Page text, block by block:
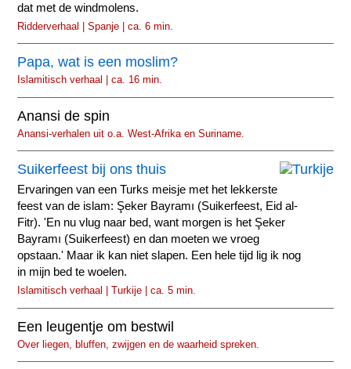
dat met de windmolens.
Ridderverhaal | Spanje | ca. 6 min.
Papa, wat is een moslim?
Islamitisch verhaal | ca. 16 min.
Anansi de spin
Anansi-verhalen uit o.a. West-Afrika en Suriname.
Suikerfeest bij ons thuis
Ervaringen van een Turks meisje met het lekkerste
feest van de islam: Şeker Bayramı (Suikerfeest, Eid al-
Fitr). 'En nu vlug naar bed, want morgen is het Şeker
Bayramı (Suikerfeest) en dan moeten we vroeg
opstaan.' Maar ik kan niet slapen. Een hele tijd lig ik nog
in mijn bed te woelen.
Islamitisch verhaal | Turkije | ca. 5 min.
Een leugentje om bestwil
Over liegen, bluffen, zwijgen en de waarheid spreken.